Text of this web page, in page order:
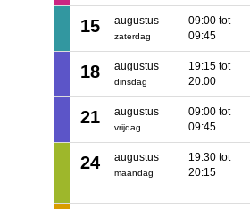
15 augustus
zaterdag
09:00 tot
09:45
18 augustus
dinsdag
19:15 tot
20:00
21 augustus
vrijdag
09:00 tot
09:45
24 augustus
maandag
19:30 tot
20:15